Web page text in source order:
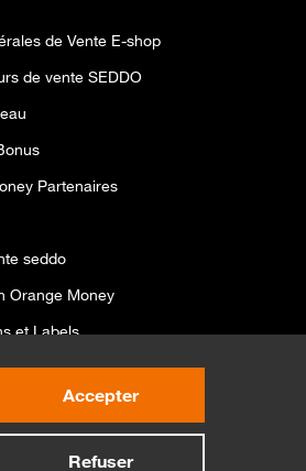
Accepter
Refuser
de Vente E-shop
de vente SEDDO
Partenaires
seddo
Orange Money
et Labels
spéciales ramadan